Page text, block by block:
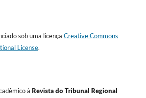
sob uma licença Creative Commons
License.
à Revista do Tribunal Regional